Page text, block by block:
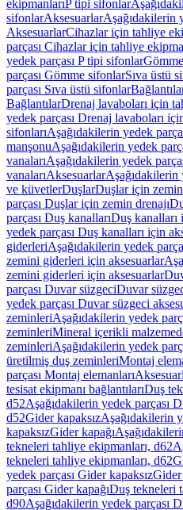
ekipmanlarıP tipi sifonlar
sifonlarAksesuarlarAşağıdakilerin
AksesuarlarCihazlar için tahliye
parçası Cihazlar için tahliye
yedek parçası P tipi sifonlar
parçası Gömme sifonlarSıva üstü
parçası Sıva üstü sifonlar
BağlantılarDrenaj lavaboları için
yedek parçası Drenaj lavaboları
sifonlarıAşağıdakilerin yedek
manşonuAşağıdakilerin yedek
vanalarıAşağıdakilerin yedek
vanalarıAksesuarlarAşağıdakilerin
ve küvetlerDuşlarDuşlar için zemin
parçası Duşlar için zemin drenajı
parçası Duş kanallarıDuş kanalları
yedek parçası Duş kanalları için
giderleriAşağıdakilerin yedek
zemini giderleri için aksesuarlar
zemini giderleri için aksesuarlar
parçası Duvar süzgeciDuvar
yedek parçası Duvar süzgeci
zeminleriAşağıdakilerin yedek
zeminleriMineral içerikli
zeminleriAşağıdakilerin yedek
üretilmiş duş zeminleriMontaj
parçası Montaj elemanları
tesisat ekipmanı bağlantılarıDuş
d52Aşağıdakilerin yedek parçası
d52Gider kapaksızAşağıdakilerin
kapaksızGider kapağı
tekneleri tahliye ekipmanları, d62
tekneleri tahliye ekipmanları, d62
yedek parçası Gider kapaksızGider
parçası Gider kapağıDuş tekneleri
d90Aşağıdakilerin yedek parçası